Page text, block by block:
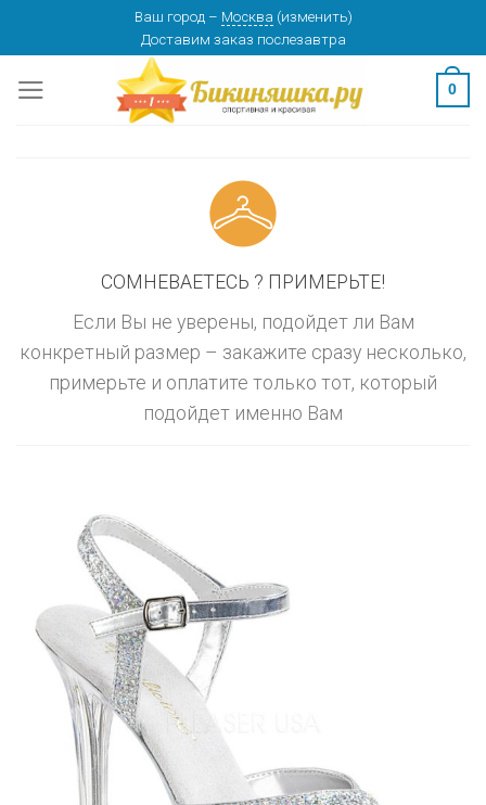
content
Ваш город – Москва (изменить)
Доставим заказ послезавтра
0
СОМНЕВАЕТЕСЬ ? ПРИМЕРЬТЕ!
Если Вы не уверены, подойдет ли Вам
конкретный размер – закажите сразу несколько,
примерьте и оплатите только тот, который
подойдет именно Вам
изменить